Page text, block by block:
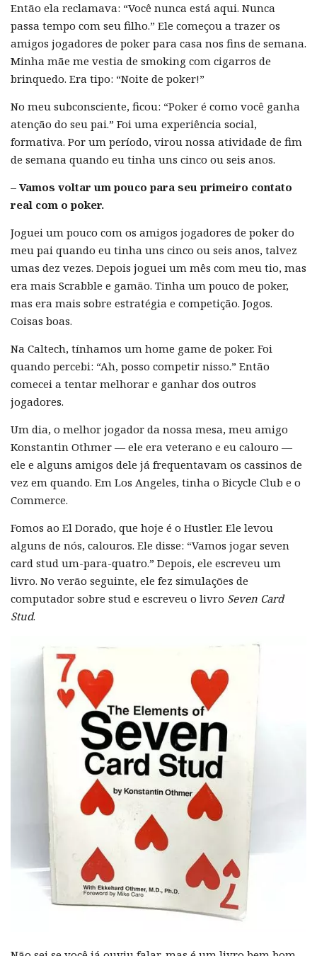
Então ela reclamava: “Você nunca está aqui. Nunca
passa tempo com seu filho.” Ele começou a trazer os
amigos jogadores de poker para casa nos fins de semana.
Minha mãe me vestia de smoking com cigarros de
brinquedo. Era tipo: “Noite de poker!”
No meu subconsciente, ficou: “Poker é como você ganha
atenção do seu pai.” Foi uma experiência social,
formativa. Por um período, virou nossa atividade de fim
de semana quando eu tinha uns cinco ou seis anos.
– Vamos voltar um pouco para seu primeiro contato
real com o poker.
Joguei um pouco com os amigos jogadores de poker do
meu pai quando eu tinha uns cinco ou seis anos, talvez
umas dez vezes. Depois joguei um mês com meu tio, mas
era mais Scrabble e gamão. Tinha um pouco de poker,
mas era mais sobre estratégia e competição. Jogos.
Coisas boas.
Na Caltech, tínhamos um home game de poker. Foi
quando percebi: “Ah, posso competir nisso.” Então
comecei a tentar melhorar e ganhar dos outros
jogadores.
Um dia, o melhor jogador da nossa mesa, meu amigo
Konstantin Othmer — ele era veterano e eu calouro —
ele e alguns amigos dele já frequentavam os cassinos de
vez em quando. Em Los Angeles, tinha o Bicycle Club e o
Commerce.
Fomos ao El Dorado, que hoje é o Hustler. Ele levou
alguns de nós, calouros. Ele disse: “Vamos jogar seven
card stud um-para-quatro.” Depois, ele escreveu um
livro. No verão seguinte, ele fez simulações de
computador sobre stud e escreveu o livro Seven Card
Stud.